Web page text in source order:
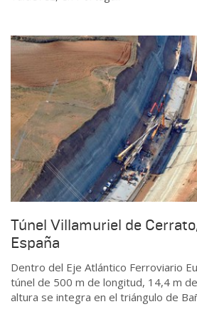
Túnel Villamuriel de
España
Dentro del Eje Atlántico Ferroviario
túnel de 500 m de longitud, 14,4 m
altura se integra en el triángulo de